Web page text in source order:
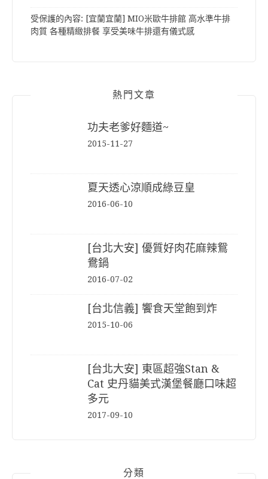
受保護的內容: [宜蘭宜蘭] MIO米歐牛排館 高水準牛排
肉質 各種精緻排餐 享受美味牛排還有儀式感
熱門文章
功夫老爹好麵道~
2015-11-27
夏天透心涼順成綠豆皇
2016-06-10
[台北大安] 優質好肉花麻辣鴛
鴦鍋
2016-07-02
[台北信義] 饗食天堂飽到炸
2015-10-06
[台北大安] 東區超強Stan &
Cat 史丹貓美式漢堡餐廳口味超
多元
2017-09-10
分類